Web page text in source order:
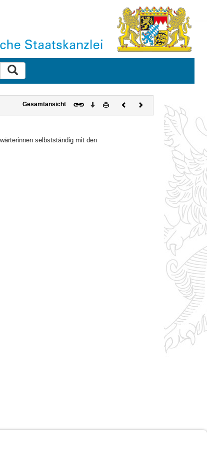
zurücksetzen
Gesamtansicht Download
DruckenVorherigesNächstes
Dokument
selbstständig mit den